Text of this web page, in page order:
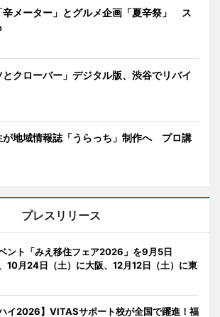
辛メーター」とグルメ企画「夏辛祭」 ス
クローバー」デジタル版、渋谷でリバイ
が地域情報誌「うらっち」制作へ プロ講
プレスリリース
ント「みえ移住フェア2026」を9月5日
10月24日（土）に大阪、12月12日（土）に東
ハイ2026】VITASサポート校が全国で躍進！福